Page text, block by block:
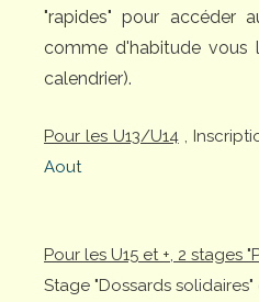
"rapides" pour accéder
comme d'habitude vous
calendrier).
Pour les U13/U14,
Aout
Pour les U15 et +, 2 stages
Stage "Dossards solidaires"